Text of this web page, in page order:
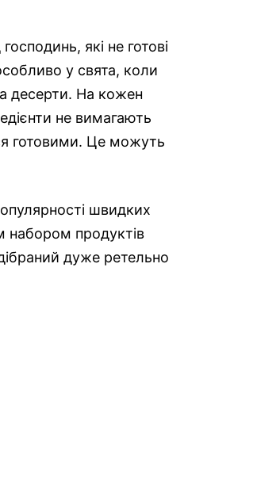
які не готові
у свята, коли
десерти. На кожен
не вимагають
готовими. Це можуть
швидких
набором продуктів
дуже ретельно